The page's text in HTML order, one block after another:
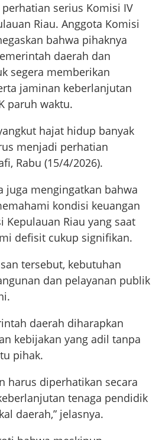
serius Komisi IV
Riau. Anggota Komisi
bahwa pihaknya
daerah dan
segera memberikan
jaminan keberlanjutan
paruh waktu.
hajat hidup banyak
menjadi perhatian
Rabu (15/4/2026).
juga mengingatkan bahwa
kondisi keuangan
Kepulauan Riau yang saat
defisit cukup signifikan.
tersebut, kebutuhan
dan pelayanan publik
daerah diharapkan
kebijakan yang adil tanpa
pihak.
harus diperhatikan secara
tenaga pendidik
daerah,” jelasnya.